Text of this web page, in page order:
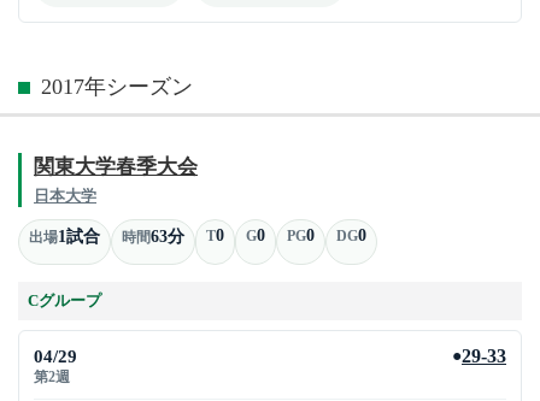
2017年シーズン
関東大学春季大会
日本大学
出場1試合 時間63分 T0 G0 PG0 DG0
Cグループ
04/29
第2週
●29-33